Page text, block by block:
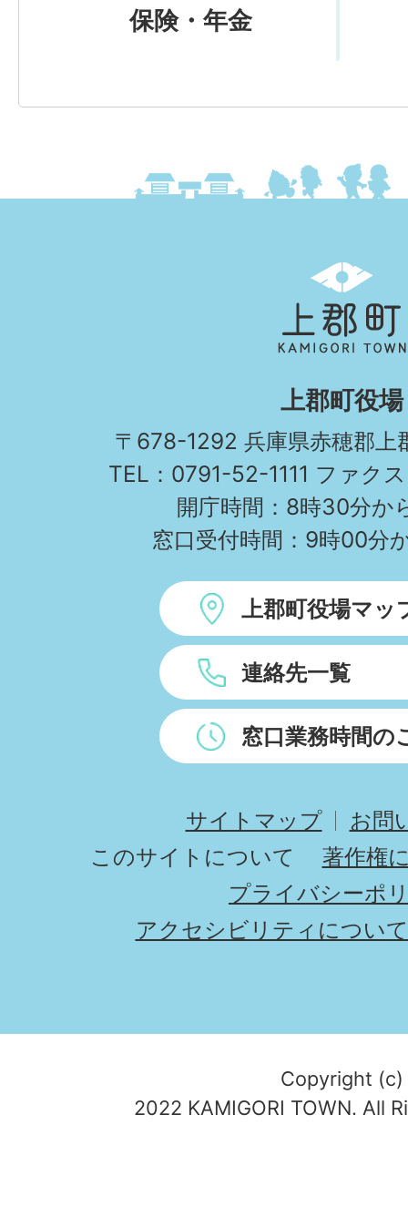
保険・年金
郡
町
KAMIGORI
TOWN
上郡町役場
〒678-1292 兵庫県赤穂郡上
TEL：0791-52-1111 ファク
開庁時間：8時30分か
窓口受付時間：9時00分
上郡町役場マッ
連絡先一覧
窓口業務時間の
サイトマップ
お問
このサイトについて
著作権
プライバシーポ
アクセシビリティについて
Copyright (c)
2022 KAMIGORI TOWN. All